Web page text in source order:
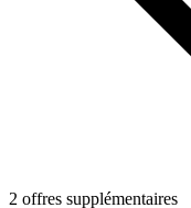
2 offres supplémentaires